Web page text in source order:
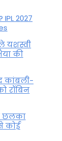
2027
यशस्वी
की
कांबली-
रॉबिन
छलका
कोई